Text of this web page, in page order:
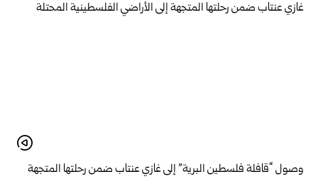
وصول “قافلة فلسطين البرية” إلى غازي عنتاب ضمن رحلتها المتجهة